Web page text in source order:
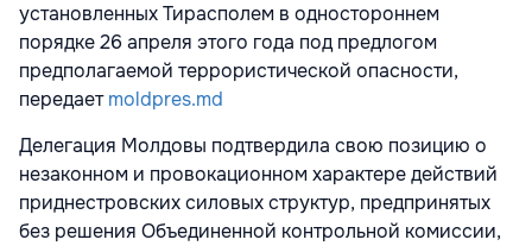
установленных Тирасполем в одностороннем
порядке 26 апреля этого года под предлогом
предполагаемой террористической опасности,
передаетmoldpres.md
Делегация Молдовы подтвердила свою позицию о
незаконном и провокационном характере действий
приднестровских силовых структур, предпринятых
без решения Объединенной контрольной комиссии,